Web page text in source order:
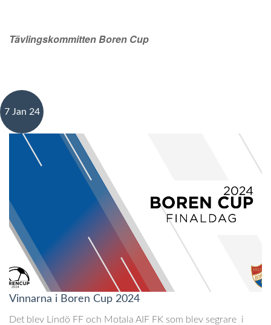
Tävlingskommitten Boren Cup
7 Jan 24
Vinnarna i Boren Cup 2024
Det blev Lindö FF och Motala AIF FK som blev segrare i